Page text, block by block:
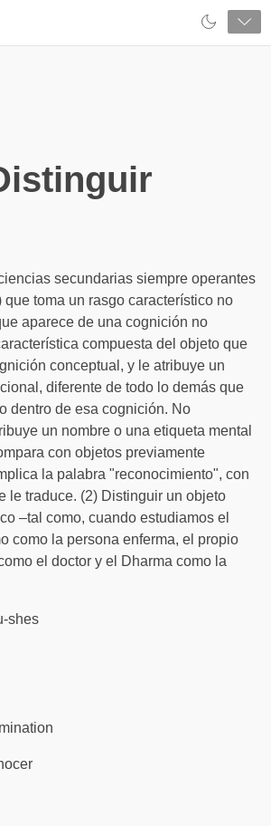
secundarias siempre operantes
que toma un rasgo característico no
aparece de una cognición no
compuesta del objeto que
conceptual, y le atribuye un
diferente de todo lo demás que
dentro de esa cognición. No
un nombre o una etiqueta mental
con objetos previamente
la palabra "reconocimiento", con
le traduce. (2) Distinguir un objeto
–tal como, cuando estudiamos el
como la persona enferma, el propio
el doctor y el Dharma como la
shes